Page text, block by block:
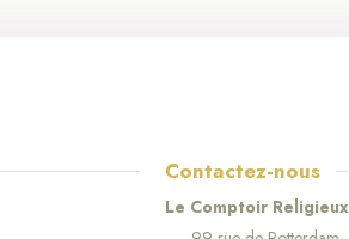
Contactez-nous
Le Comptoir Religieux